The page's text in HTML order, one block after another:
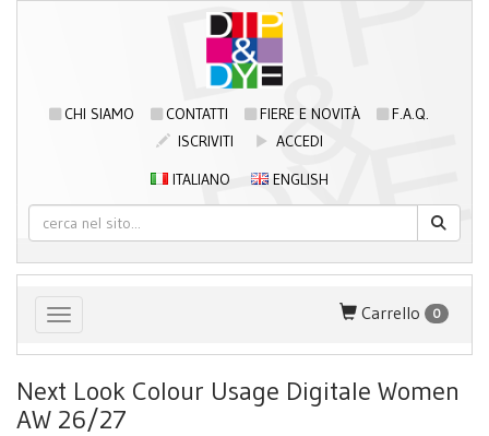
CHI SIAMO CONTATTI FIERE E NOVITÀ
F.A.Q.
ISCRIVITI
ACCEDI
ITALIANO
ENGLISH
Toggle navigation Carrello 0
Next Look Colour Usage Digitale Women
AW 26/27